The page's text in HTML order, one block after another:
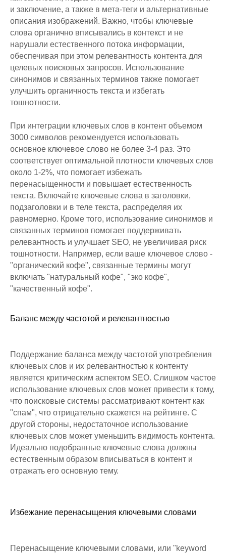
и заключение, а также в мета-теги и альтернативные
описания изображений. Важно, чтобы ключевые
слова органично вписывались в контекст и не
нарушали естественного потока информации,
обеспечивая при этом релевантность контента для
целевых поисковых запросов. Использование
синонимов и связанных терминов также помогает
улучшить органичность текста и избегать
тошнотности.
При интеграции ключевых слов в контент объемом
3000 символов рекомендуется использовать
основное ключевое слово не более 3-4 раз. Это
соответствует оптимальной плотности ключевых слов
около 1-2%, что помогает избежать
перенасыщенности и повышает естественность
текста. Включайте ключевые слова в заголовки,
подзаголовки и в теле текста, распределяя их
равномерно. Кроме того, использование синонимов и
связанных терминов помогает поддерживать
релевантность и улучшает SEO, не увеличивая риск
тошнотности. Например, если ваше ключевое слово -
"органический кофе", связанные термины могут
включать "натуральный кофе", "эко кофе",
"качественный кофе".
Баланс между частотой и релевантностью
Поддержание баланса между частотой употребления
ключевых слов и их релевантностью к контенту
является критическим аспектом SEO. Слишком частое
использование ключевых слов может привести к тому,
что поисковые системы рассматривают контент как
"спам", что отрицательно скажется на рейтинге. С
другой стороны, недостаточное использование
ключевых слов может уменьшить видимость контента.
Идеально подобранные ключевые слова должны
естественным образом вписываться в контент и
отражать его основную тему.
Избежание перенасыщения ключевыми словами
Перенасыщение ключевыми словами, или "keyword